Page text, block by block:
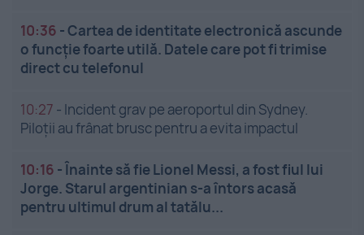
10:36 -Cartea de identitate electronică ascunde
o funcție foarte utilă. Datele care pot fi trimise
direct cu telefonul
10:27 - Incident grav pe aeroportul din Sydney.
Piloții au frânat brusc pentru a evita impactul
10:16 -Înainte să fie Lionel Messi, a fost fiul lui
Jorge. Starul argentinian s-a întors acasă
pentru ultimul drum al tatălu...